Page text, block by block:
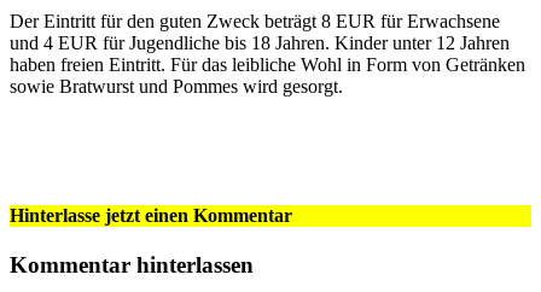
Der Eintritt für den guten Zweck beträgt 8 EUR für Erwachsene
und 4 EUR für Jugendliche bis 18 Jahren. Kinder unter 12 Jahren
haben freien Eintritt. Für das leibliche Wohl in Form von Getränken
sowie Bratwurst und Pommes wird gesorgt.
Hinterlasse jetzt einen Kommentar
Kommentar hinterlassen